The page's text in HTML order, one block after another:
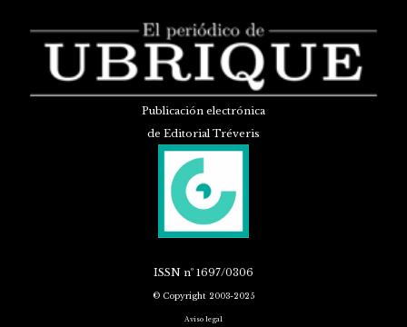
Publicación electrónica
de Editorial Tréveris
ISSN nº 1697/0306
© Copyright 2003-2025
Aviso legal